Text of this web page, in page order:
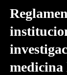
medicina